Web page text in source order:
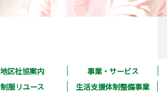
地区社協案内 事業・サービス
制服リユース 生活支援体制整備事業